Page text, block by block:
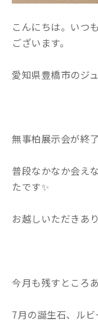
こんにちは。いつ
ございます。
愛知県豊橋市のジ
無事柏展示会が終
普段なかなか会え
たです✨
お越しいただきあ
今月も残すところ
7月の誕生石、ルビ